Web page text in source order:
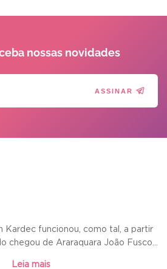
nossas novidades
ASSINAR
Kardec funcionou, como tal, a partir
chegou de Araraquara João Fusco...
Leia mais